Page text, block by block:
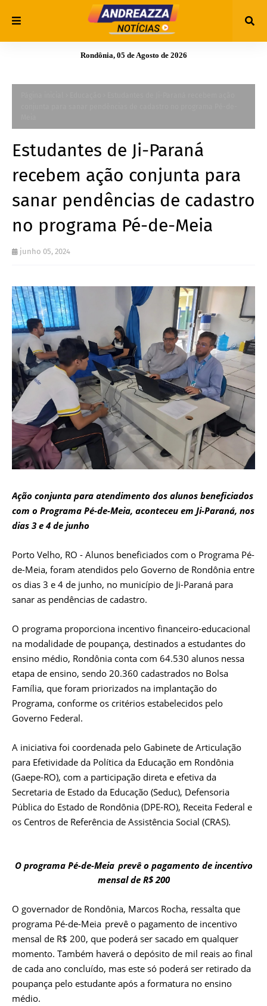
Rondônia, 05 de Agosto de 2026
Estudantes de Ji-Paraná
recebem ação conjunta para
sanar pendências de cadastro
no programa Pé-de-Meia
junho 05, 2024
Ação conjunta para atendimento dos alunos beneficiados
com o Programa Pé-de-Meia, aconteceu em Ji-Paraná, nos
dias 3 e 4 de junho
Porto Velho, RO - Alunos beneficiados com o Programa Pé-
de-Meia, foram atendidos pelo Governo de Rondônia entre
os dias 3 e 4 de junho, no município de Ji-Paraná para
sanar as pendências de cadastro.
O programa proporciona incentivo financeiro-educacional
na modalidade de poupança, destinados a estudantes do
ensino médio, Rondônia conta com 64.530 alunos nessa
etapa de ensino, sendo 20.360 cadastrados no Bolsa
Família, que foram priorizados na implantação do
Programa, conforme os critérios estabelecidos pelo
Governo Federal.
A iniciativa foi coordenada pelo Gabinete de Articulação
para Efetividade da Política da Educação em Rondônia
(Gaepe-RO), com a participação direta e efetiva da
Secretaria de Estado da Educação (Seduc), Defensoria
Pública do Estado de Rondônia (DPE-RO), Receita Federal e
os Centros de Referência de Assistência Social (CRAS).
O programa Pé-de-Meia prevê o pagamento de incentivo
mensal de R$ 200
O governador de Rondônia, Marcos Rocha, ressalta que
programa Pé-de-Meia prevê o pagamento de incentivo
mensal de R$ 200, que poderá ser sacado em qualquer
momento. Também haverá o depósito de mil reais ao final
de cada ano concluído, mas este só poderá ser retirado da
poupança pelo estudante após a formatura no ensino
médio.